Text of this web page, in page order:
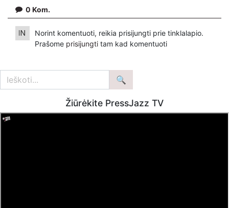
https://www.ekspertai.eu
Mūsų veikla galima tik dėka skaitytojų ir žiūrovų, mus
VšĮ „Ekspertai.eu“ per PayPal paspaudę šią nuorodą –
https://www.paypal.com/paypalme/Ekspertaieu?
0 Kom.
Norint komentuoti, reikia prisijungti prie tinklalapio.
Prašome prisijungti tam kad komentuoti
Žiūrėkite PressJazz TV